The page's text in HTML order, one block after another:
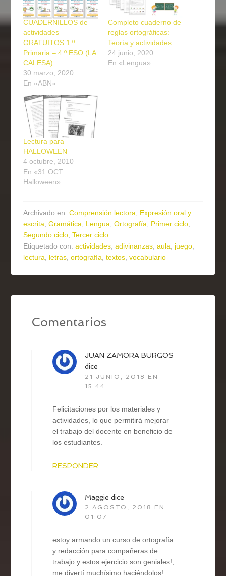
CUADERNILLOS de
actividades
GRATUITOS 1.º
Primaria – 4.º ESO (LA
CALESA)
30 marzo, 2020
En «ABN»
Completo cuaderno de
reglas ortográficas:
Teoría y actividades
24 junio, 2020
En «Lengua»
Lectura para
HALLOWEEN
4 octubre, 2010
En «31 OCT:
Halloween»
Archivado en:Comprensión lectora
Expresión oral y
escrita ,Gramática Lengua ,Ortografía Primer ciclo
Segundo ciclo ,Tercer ciclo
Etiquetado con:actividades ,adivinanzas ,aula juego
lectura
letras ,ortografía ,textos ,vocabulario
Comentarios
JUAN ZAMORA BURGOS
dice
21 JUNIO, 2018 EN
15:44
Felicitaciones por los materiales y
actividades, lo que permitirá mejorar
el trabajo del docente en beneficio de
los estudiantes.
RESPONDER
Maggie dice
2 AGOSTO, 2018 EN
01:07
estoy armando un curso de ortografía
y redacción para compañeras de
trabajo y estos ejercicio son geniales!,
me divertí muchísimo haciéndolos!